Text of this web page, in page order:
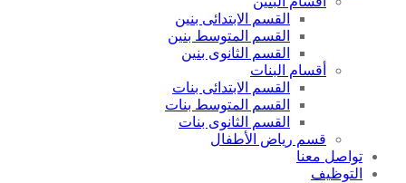
القسم الابتدائى بنين
القسم المتوسط بنين
القسم الثانوى بنين
أقسام البنات
القسم الابتدائى بنات
القسم المتوسط بنات
القسم الثانوى بنات
قسم رياض الأطفال
تواصل معنا
التوظيف